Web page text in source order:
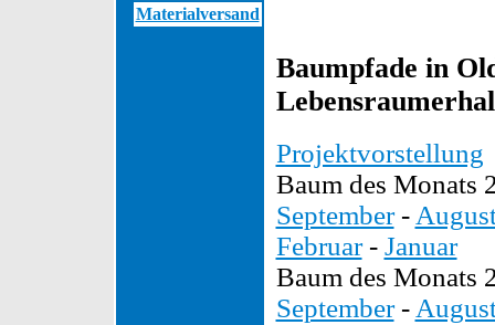
Materialversand
Baumpfade in
Projektvorstellung
Baum des Monats
September-
Februar- Januar
Baum des Monats
September-